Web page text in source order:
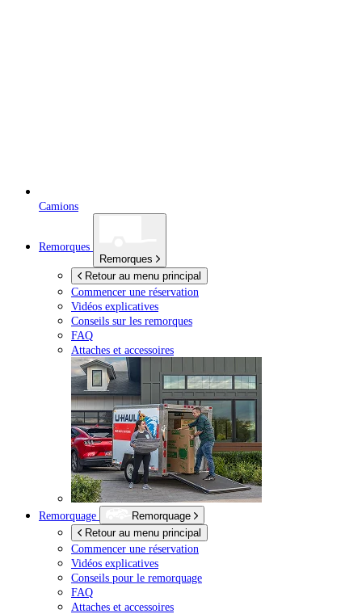
Camions
Remorques
Remorques
Retour au menu principal
Commencer une réservation
Vidéos explicatives
Conseils sur les remorques
FAQ
Attaches et accessoires
Remorquage
Remorquage
Retour au menu principal
Commencer une réservation
Vidéos explicatives
Conseils pour le remorquage
FAQ
Attaches et accessoires